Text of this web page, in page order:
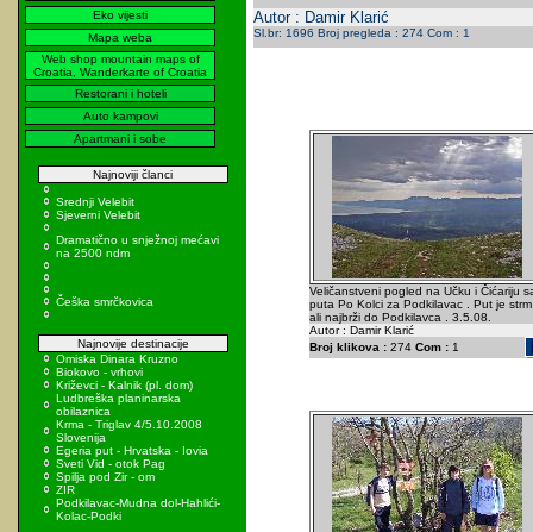
Eko vijesti
Mapa weba
Web shop mountain maps of
Croatia, Wanderkarte of Croatia
Restorani i hoteli
Auto kampovi
Apartmani i sobe
Najnoviji članci
Srednji Velebit
Sjeverni Velebit
Dramatično u snježnoj mećavi
na 2500 ndm
Češka smrčkovica
Najnovije destinacije
Omiska Dinara Kruzno
Biokovo - vrhovi
Križevci - Kalnik (pl. dom)
Ludbreška planinarska
obilaznica
Krma - Triglav 4/5.10.2008
Slovenija
Egeria put - Hrvatska - Iovia
Sveti Vid - otok Pag
Spilja pod Zir - om
ZIR
Podkilavac-Mudna dol-Hahlići-
Kolac-Podki
Autor : Damir Klarić
Sl.br: 1696 Broj pregleda : 274 Com : 1
Veličanstveni pogled na Učku i Čićariju
puta Po Kolci za Podkilavac . Put je strm
ali najbrži do Podkilavca . 3.5.08.
Autor : Damir Klarić
Broj klikova :274 Com :1